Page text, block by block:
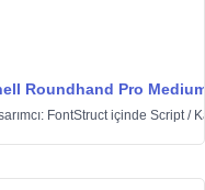
Roundhand Pro
FontStructiçinde Script/